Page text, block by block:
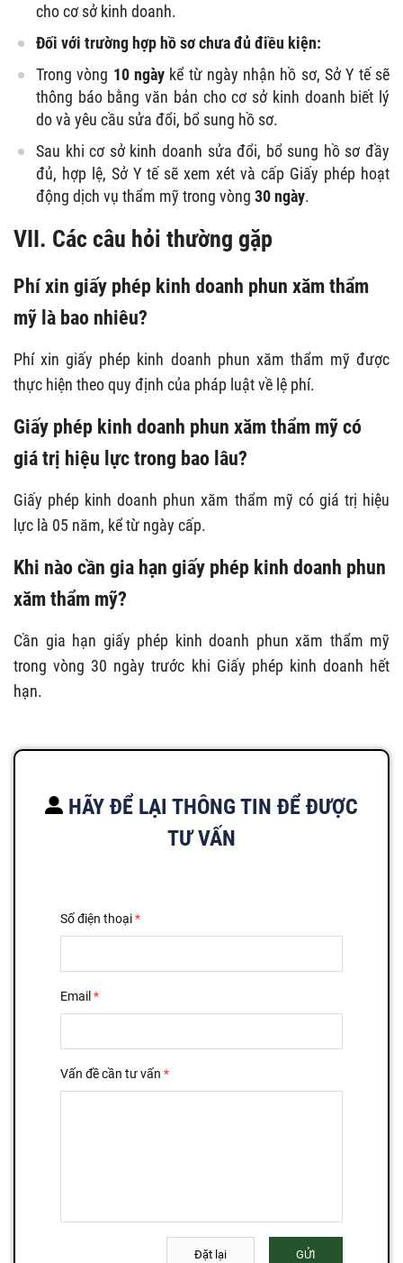
cho cơ sở kinh doanh.
Đối với trường hợp hồ sơ chưa đủ điều kiện:
Trong vòng 10 ngàykể từ ngày nhận hồ sơ, Sở Y tế sẽ
thông báo bằng văn bản cho cơ sở kinh doanh biết lý
do và yêu cầu sửa đổi, bổ sung hồ sơ.
Sau khi cơ sở kinh doanh sửa đổi, bổ sung hồ sơ đầy
đủ, hợp lệ, Sở Y tế sẽ xem xét và cấp Giấy phép hoạt
động dịch vụ thẩm mỹ trong vòng 30 ngày.
VII. Các câu hỏi thường gặp
Phí xin giấy phép kinh doanh phun xăm thẩm
mỹ là bao nhiêu?
Phí xin giấy phép kinh doanh phun xăm thẩm mỹ được
thực hiện theo quy định của pháp luật về lệ phí.
Giấy phép kinh doanh phun xăm thẩm mỹ có
giá trị hiệu lực trong bao lâu?
Giấy phép kinh doanh phun xăm thẩm mỹ có giá trị hiệu
lực là 05 năm, kể từ ngày cấp.
Khi nào cần gia hạn giấy phép kinh doanh phun
xăm thẩm mỹ?
Cần gia hạn giấy phép kinh doanh phun xăm thẩm mỹ
trong vòng 30 ngày trước khi Giấy phép kinh doanh hết
hạn.
HÃY ĐỂ LẠI THÔNG TIN ĐỂ ĐƯỢC
TƯ VẤN